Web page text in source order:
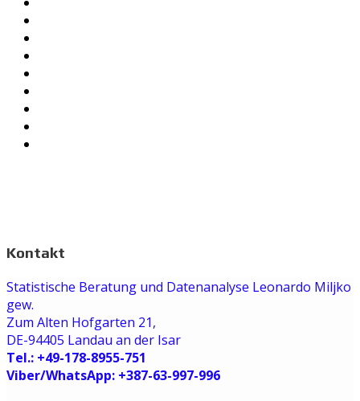
Kontakt
Statistische Beratung und Datenanalyse Leonardo Miljko
gew.
Zum Alten Hofgarten 21,
DE-94405 Landau an der Isar
Tel.: +49-178-8955-751
Viber/WhatsApp: +387-63-997-996